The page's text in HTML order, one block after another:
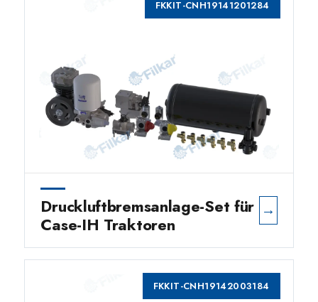
FKKIT-CNH19141201284
Druckluftbremsanlage-Set für
Case-IH Traktoren
→
FKKIT-CNH19142003184